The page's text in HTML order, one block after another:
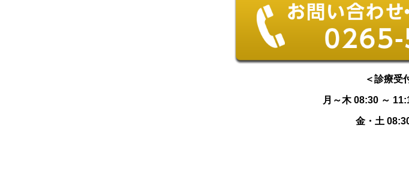
＜診療受
月～木 08:30 ～
金・土